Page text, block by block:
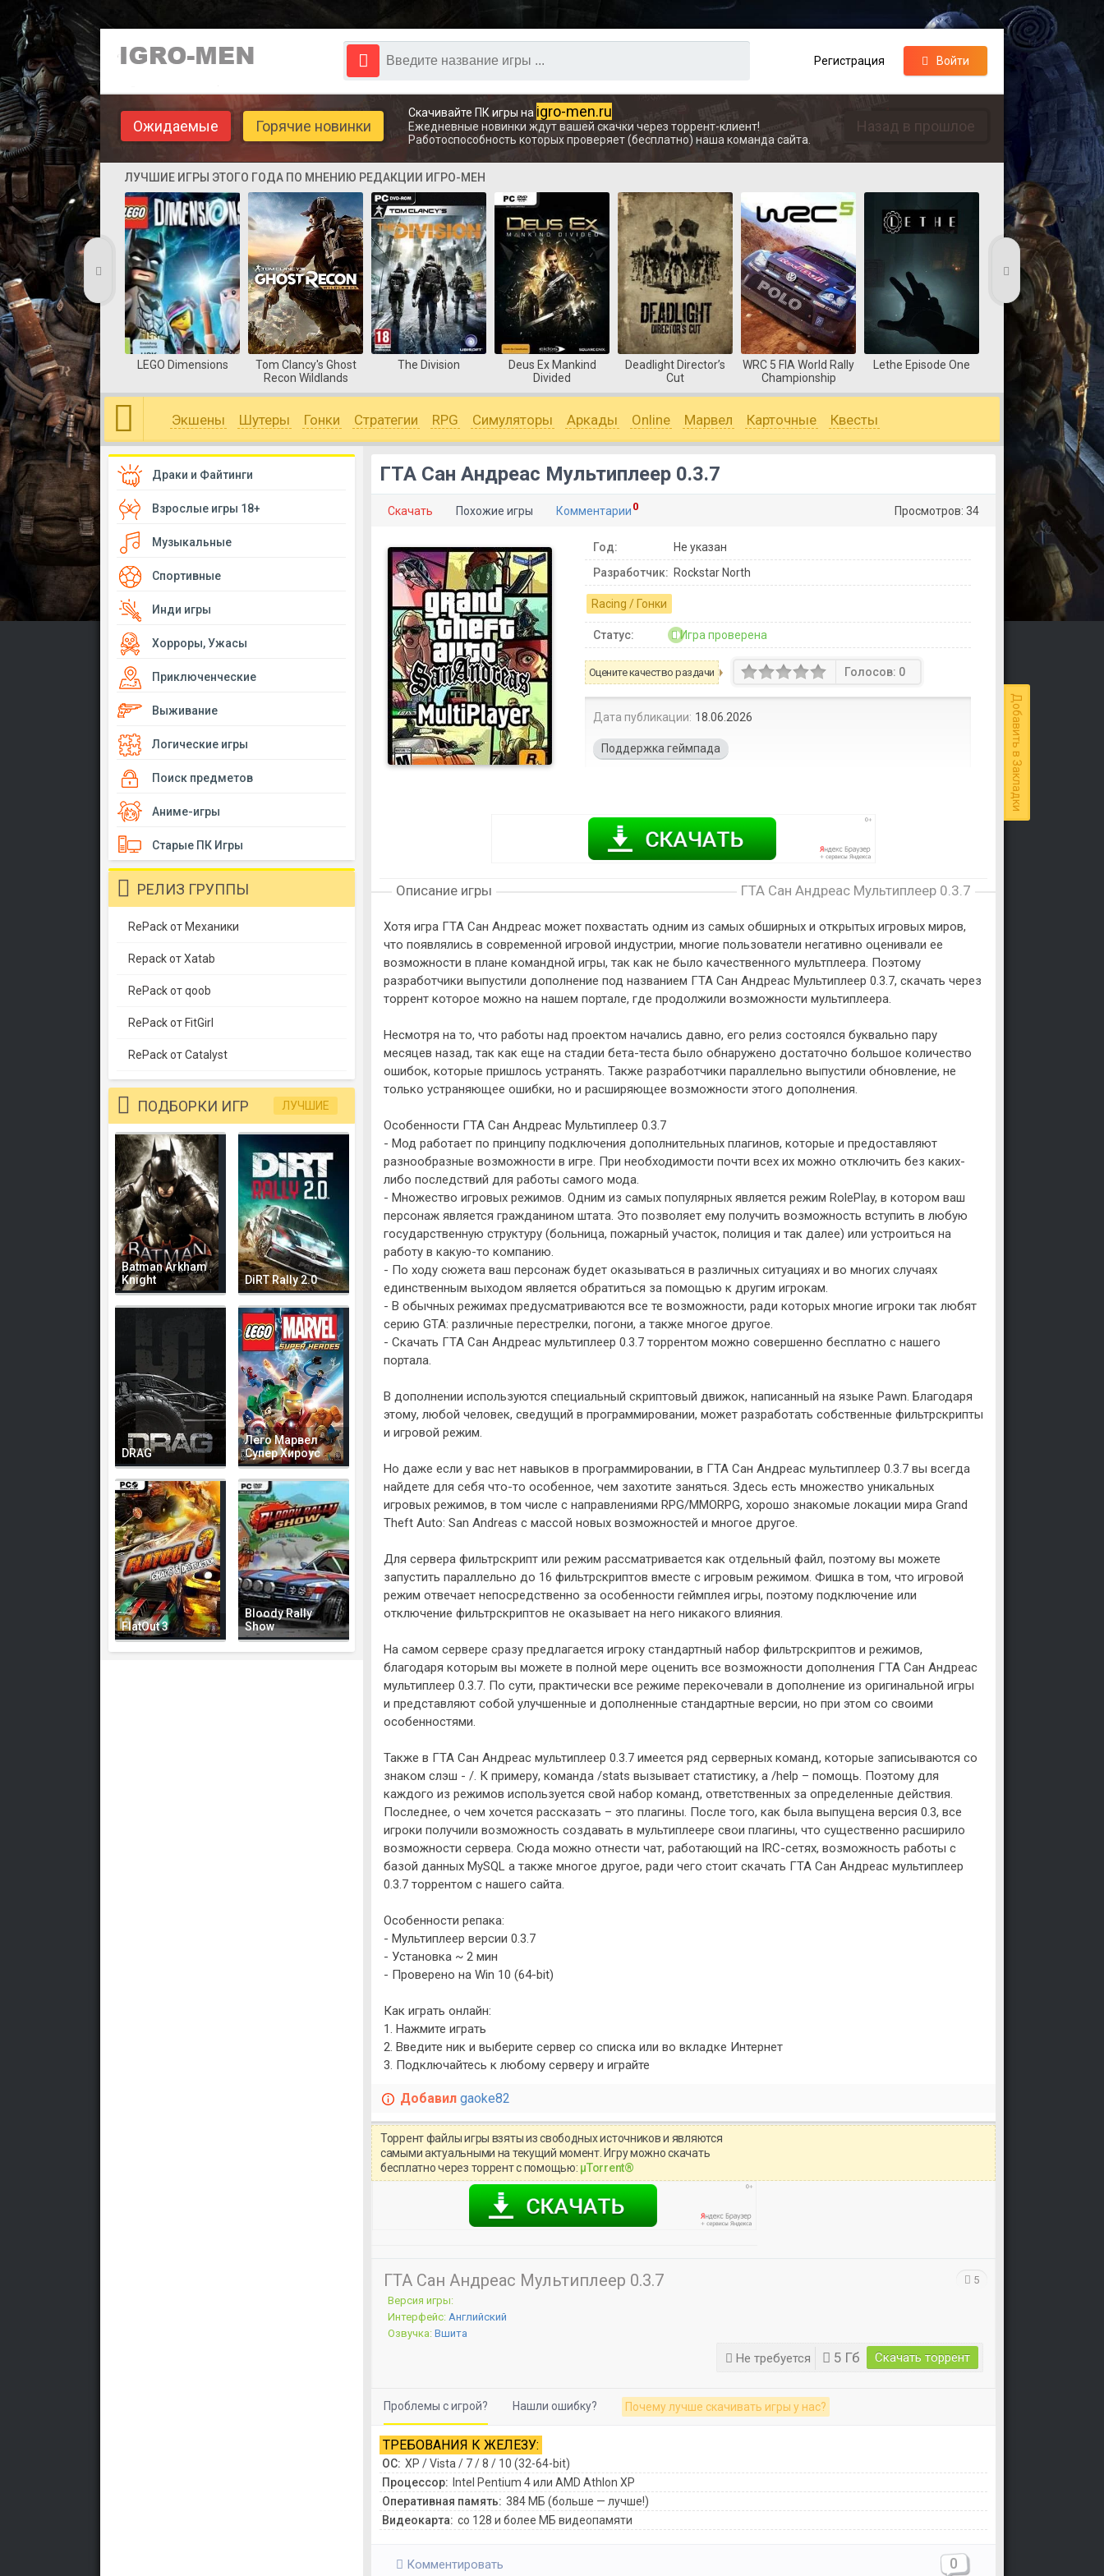
Регистрация Войти
Ожидаемые Горячие новинки Назад в прошлое
Скачивайте ПК игры на igro-men.ru
Ежедневные новинки ждут вашей скачки через торрент-клиент!
Работоспособность которых проверяет (бесплатно) наша команда сайта.
ЛУЧШИЕ ИГРЫ ЭТОГО ГОДА ПО МНЕНИЮ РЕДАКЦИИ ИГРО-МЕН
LEGO Dimensions
Tom Clancy's Ghost
Recon Wildlands
The Division
Deus Ex Mankind
Divided
Deadlight Director’s
Cut
WRC 5 FIA World Rally
Championship
Lethe Episode One
Dungelot Shattered
Lands
Экшены Шутеры Гонки Стратегии RPG Симуляторы Аркады Online Марвел Карточные Квесты
Добавить в Закладки
ГТА Сан Андреас Мультиплеер 0.3.7
Скачать Похожие игры Комментарии 0 Просмотров: 34
Год:
Не указан
Разработчик: Rockstar North
Racing / Гонки
Статус: Игра проверена
Оцените качество раздачи Голосов: 0
Дата публикации: 18.06.2026
Поддержка геймпада
Описание игры ГТА Сан Андреас Мультиплеер 0.3.7
Хотя игра ГТА Сан Андреас может похвастать одним из самых обширных и открытых игровых миров,
что появлялись в современной игровой индустрии, многие пользователи негативно оценивали ее
возможности в плане командной игры, так как не было качественного мультплеера. Поэтому
разработчики выпустили дополнение под названием ГТА Сан Андреас Мультиплеер 0.3.7, скачать через
торрент которое можно на нашем портале, где продолжили возможности мультиплеера.
Несмотря на то, что работы над проектом начались давно, его релиз состоялся буквально пару
месяцев назад, так как еще на стадии бета-теста было обнаружено достаточно большое количество
ошибок, которые пришлось устранять. Также разработчики параллельно выпустили обновление, не
только устраняющее ошибки, но и расширяющее возможности этого дополнения.
Особенности ГТА Сан Андреас Мультиплеер 0.3.7
- Мод работает по принципу подключения дополнительных плагинов, которые и предоставляют
разнообразные возможности в игре. При необходимости почти всех их можно отключить без каких-
либо последствий для работы самого мода.
- Множество игровых режимов. Одним из самых популярных является режим RolePlay, в котором ваш
персонаж является гражданином штата. Это позволяет ему получить возможность вступить в любую
государственную структуру (больница, пожарный участок, полиция и так далее) или устроиться на
работу в какую-то компанию.
- По ходу сюжета ваш персонаж будет оказываться в различных ситуациях и во многих случаях
единственным выходом является обратиться за помощью к другим игрокам.
- В обычных режимах предусматриваются все те возможности, ради которых многие игроки так любят
серию GTA: различные перестрелки, погони, а также многое другое.
- Скачать ГТА Сан Андреас мультиплеер 0.3.7 торрентом можно совершенно бесплатно с нашего
портала.
В дополнении используются специальный скриптовый движок, написанный на языке Pawn. Благодаря
этому, любой человек, сведущий в программировании, может разработать собственные фильтрскрипты
и игровой режим.
Но даже если у вас нет навыков в программировании, в ГТА Сан Андреас мультиплеер 0.3.7 вы всегда
найдете для себя что-то особенное, чем захотите заняться. Здесь есть множество уникальных
игровых режимов, в том числе с направлениями RPG/MMORPG, хорошо знакомые локации мира Grand
Theft Auto: San Andreas с массой новых возможностей и многое другое.
Для сервера фильтрскрипт или режим рассматривается как отдельный файл, поэтому вы можете
запустить параллельно до 16 фильтрскриптов вместе с игровым режимом. Фишка в том, что игровой
режим отвечает непосредственно за особенности геймплея игры, поэтому подключение или
отключение фильтрскриптов не оказывает на него никакого влияния.
На самом сервере сразу предлагается игроку стандартный набор фильтрскриптов и режимов,
благодаря которым вы можете в полной мере оценить все возможности дополнения ГТА Сан Андреас
мультиплеер 0.3.7. По сути, практически все режиме перекочевали в дополнение из оригинальной игры
и представляют собой улучшенные и дополненные стандартные версии, но при этом со своими
особенностями.
Также в ГТА Сан Андреас мультиплеер 0.3.7 имеется ряд серверных команд, которые записываются со
знаком слэш - /. К примеру, команда /stats вызывает статистику, а /help – помощь. Поэтому для
каждого из режимов используется свой набор команд, ответственных за определенные действия.
Последнее, о чем хочется рассказать – это плагины. После того, как была выпущена версия 0.3, все
игроки получили возможность создавать в мультиплеере свои плагины, что существенно расширило
возможности сервера. Сюда можно отнести чат, работающий на IRC-сетях, возможность работы с
базой данных MySQL а также многое другое, ради чего стоит скачать ГТА Сан Андреас мультиплеер
0.3.7 торрентом с нашего сайта.
Особенности репака:
- Мультиплеер версии 0.3.7
- Установка ~ 2 мин
- Проверено на Win 10 (64-bit)
Как играть онлайн:
1. Нажмите играть
2. Введите ник и выберите сервер со списка или во вкладке Интернет
3. Подключайтесь к любому серверу и играйте
Добавил gaoke82
Торрент файлы игры взяты из свободных источников и являются
самыми актуальными на текущий момент. Игру можно скачать
бесплатно через торрент с помощью: μTorrent®
ГТА Сан Андреас Мультиплеер 0.3.7
Версия игры:
Интерфейс: Английский
Озвучка: Вшита
Не требуется 5 Гб Скачать торрент
5
Проблемы с игрой? Нашли ошибку? Почему лучше скачивать игры у нас?
ТРЕБОВАНИЯ К ЖЕЛЕЗУ:
ОС: XP / Vista / 7 / 8 / 10 (32-64-bit)
Процессор: Intel Pentium 4 или AMD Athlon XP
Оперативная память: 384 МБ (больше — лучше!)
Видеокарта: со 128 и более МБ видеопамяти
Комментировать 0
Драки и Файтинги
Взрослые игры 18+
Музыкальные
Спортивные
Инди игры
Хорроры, Ужасы
Приключенческие
Выживание
Логические игры
Поиск предметов
Аниме-игры
Старые ПК Игры
РЕЛИЗ ГРУППЫ
RePack от Механики
Repack от Xatab
RePack от qoob
RePack от FitGirl
RePack от Catalyst
ПОДБОРКИ ИГР ЛУЧШИЕ
Batman Arkham
Knight
DiRT Rally 2.0
DRAG
Лего Марвел
Супер Хироус
FlatOut 3
Bloody Rally
Show